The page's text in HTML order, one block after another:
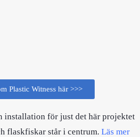
Plastic Witness här >>>
installation för just det här projektet
flaskfiskar står i centrum. Läs mer